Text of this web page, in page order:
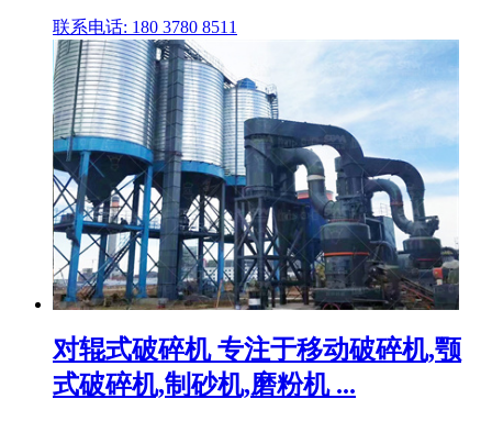
联系电话: 180 3780 8511
对辊式破碎机 专注于移动破碎机,颚
式破碎机,制砂机,磨粉机 ...